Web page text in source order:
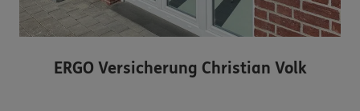
ERGO Versicherung Christian Volk